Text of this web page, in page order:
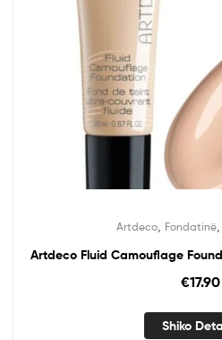
Artdeco, Fondatinë,
Artdeco Fluid Camouflage
€17.90
Shiko